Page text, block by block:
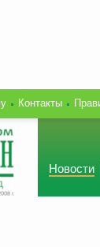
Контакты
Новости